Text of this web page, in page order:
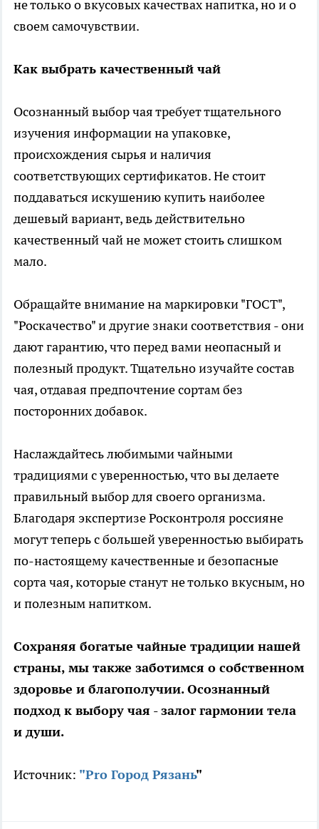
не только о вкусовых качествах напитка, но и о
своем самочувствии.
Как выбрать качественный чай
Осознанный выбор чая требует тщательного
изучения информации на упаковке,
происхождения сырья и наличия
соответствующих сертификатов. Не стоит
поддаваться искушению купить наиболее
дешевый вариант, ведь действительно
качественный чай не может стоить слишком
мало.
Обращайте внимание на маркировки "ГОСТ",
"Роскачество" и другие знаки соответствия - они
дают гарантию, что перед вами неопасный и
полезный продукт. Тщательно изучайте состав
чая, отдавая предпочтение сортам без
посторонних добавок.
Наслаждайтесь любимыми чайными
традициями с уверенностью, что вы делаете
правильный выбор для своего организма.
Благодаря экспертизе Росконтроля россияне
могут теперь с большей уверенностью выбирать
по-настоящему качественные и безопасные
сорта чая, которые станут не только вкусным, но
и полезным напитком.
Сохраняя богатые чайные традиции нашей
страны, мы также заботимся о собственном
здоровье и благополучии. Осознанный
подход к выбору чая - залог гармонии тела
и души.
Источник: "Pro Город Рязань"